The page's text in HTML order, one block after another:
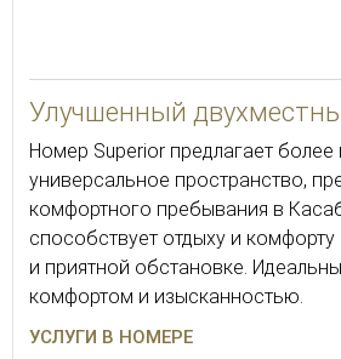
Улучшенный
Номер Superior предлагает
универсальное пространство,
комфортного пребывания в
способствует отдыху и
и приятной обстановке.
комфортом и изысканностью.
УСЛУГИ В НОМЕРЕ